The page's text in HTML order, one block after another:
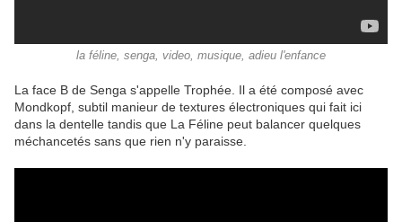
la féline, senga, video, musique, adieu l'enfance
La face B de Senga s'appelle Trophée. Il a été composé avec
Mondkopf, subtil manieur de textures électroniques qui fait ici
dans la dentelle tandis que La Féline peut balancer quelques
méchancetés sans que rien n'y paraisse.